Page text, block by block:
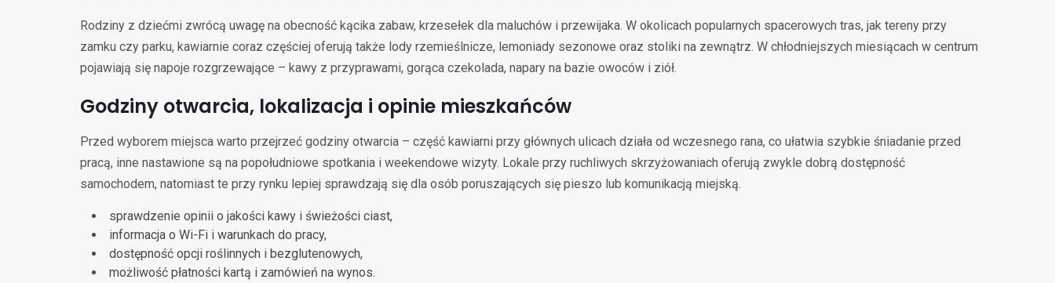
Rodziny z dziećmi zwrócą uwagę na obecność kącika zabaw, krzesełek dla maluchów i przewijaka. W okolicach popularnych spacerowych tras, jak tereny przy
zamku czy parku, kawiarnie coraz częściej oferują także lody rzemieślnicze, lemoniady sezonowe oraz stoliki na zewnątrz. W chłodniejszych miesiącach w centrum
pojawiają się napoje rozgrzewające – kawy z przyprawami, gorąca czekolada, napary na bazie owoców i ziół.
Godziny otwarcia, lokalizacja i opinie mieszkańców
Przed wyborem miejsca warto przejrzeć godziny otwarcia – część kawiarni przy głównych ulicach działa od wczesnego rana, co ułatwia szybkie śniadanie przed
pracą, inne nastawione są na popołudniowe spotkania i weekendowe wizyty. Lokale przy ruchliwych skrzyżowaniach oferują zwykle dobrą dostępność
samochodem, natomiast te przy rynku lepiej sprawdzają się dla osób poruszających się pieszo lub komunikacją miejską.
sprawdzenie opinii o jakości kawy i świeżości ciast,
informacja o Wi-Fi i warunkach do pracy,
dostępność opcji roślinnych i bezglutenowych,
możliwość płatności kartą i zamówień na wynos.